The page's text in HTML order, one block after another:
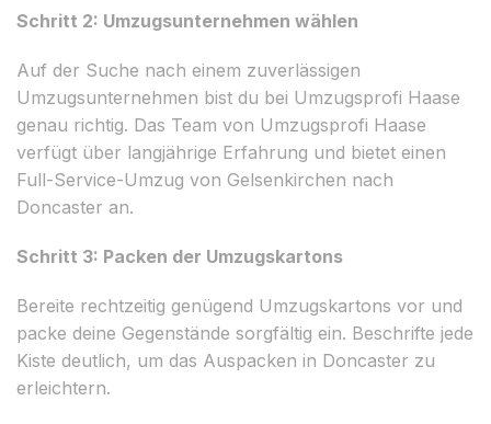
Schritt 2: Umzugsunternehmen wählen
Auf der Suche nach einem zuverlässigen
Umzugsunternehmen bist du bei Umzugsprofi Haase
genau richtig. Das Team von Umzugsprofi Haase
verfügt über langjährige Erfahrung und bietet einen
Full-Service-Umzug von Gelsenkirchen nach
Doncaster an.
Schritt 3: Packen der Umzugskartons
Bereite rechtzeitig genügend Umzugskartons vor und
packe deine Gegenstände sorgfältig ein. Beschrifte jede
Kiste deutlich, um das Auspacken in Doncaster zu
erleichtern.